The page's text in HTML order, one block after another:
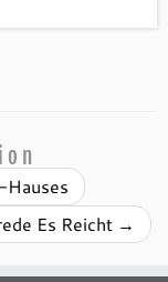
Hauses
Es Reicht →